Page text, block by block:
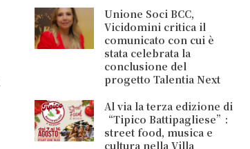
Unione Soci BCC,
Vicidomini critica il
comunicato con cui è
stata celebrata la
conclusione del
progetto Talentia Next
Al via la terza edizione di
“Tipico Battipagliese”:
street food, musica e
cultura nella Villa